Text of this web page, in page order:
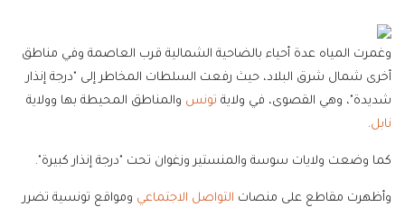
وغمرت المياه عدة أحياء بالضاحية الشمالية قرب العاصمة وفي مناطق
أخرى شمال شرق البلاد، حيث رفعت السلطات المخاطر إلى "درجة إنذار
شديدة"، وهي القصوى، في ولاية تونس والمناطق المحيطة بها وولاية
نابل.
كما وضعت ولايات سوسة والمنستير وزغوان تحت "درجة إنذار كبيرة".
وأظهرت مقاطع على منصات التواصل الاجتماعي ومواقع تونسية تضرر